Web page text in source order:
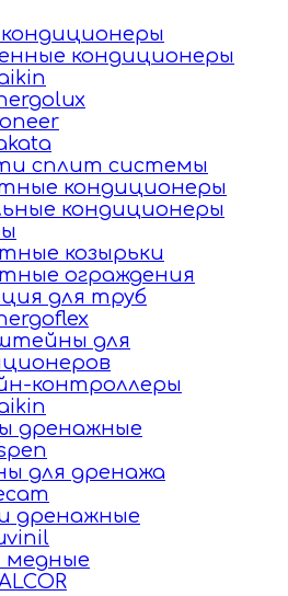
кондиционеры
сплит системы
кондиционеры
кондиционеры
козырьки
ограждения
для труб
для
контроллеры
дренажные
для дренажа
дренажные
медные